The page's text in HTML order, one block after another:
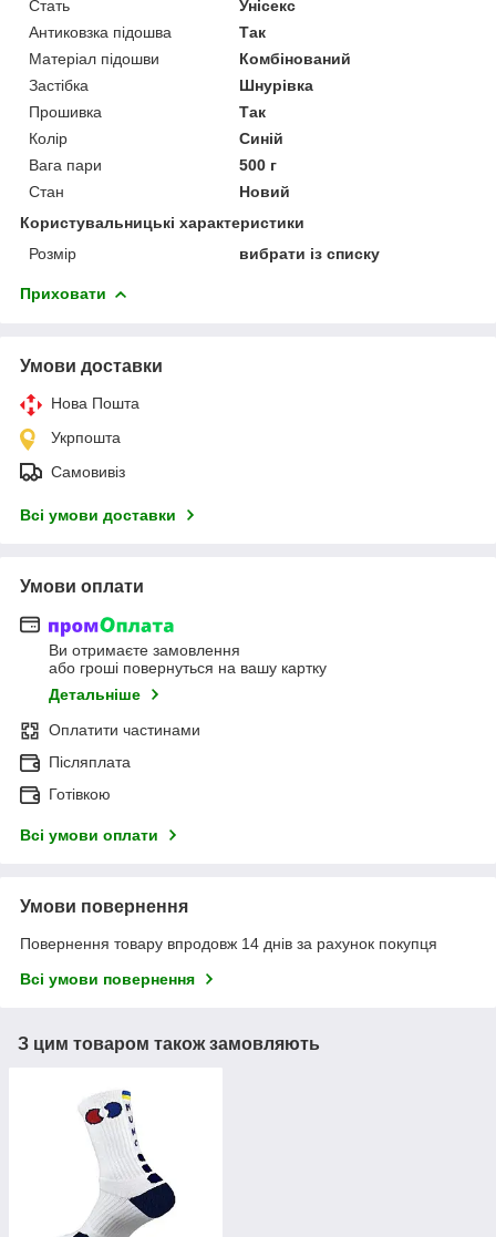
Стать
Унісекс
Антиковзка підошва
Так
Матеріал підошви
Комбінований
Застібка
Шнурівка
Прошивка
Так
Колір
Синій
Вага пари
500 г
Стан
Новий
Користувальницькі характеристики
Розмір
вибрати із списку
Приховати
Умови доставки
Нова Пошта
Укрпошта
Самовивіз
Всі умови доставки
Умови оплати
Ви отримаєте замовлення
або гроші повернуться на вашу картку
Детальніше
Оплатити частинами
Післяплата
Готівкою
Всі умови оплати
Умови повернення
Повернення товару впродовж 14 днів за рахунок покупця
Всі умови повернення
З цим товаром також замовляють